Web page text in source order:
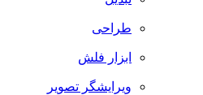
طراحی
ابزار فلش
ویرایشگر تصویر